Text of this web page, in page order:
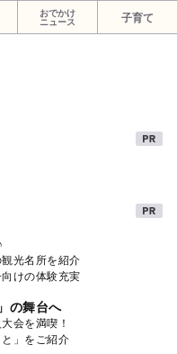
おでかけ
ニュース
子育て
光名所を紹介
けの体験充実
の舞台へ
会を満喫！
」をご紹介